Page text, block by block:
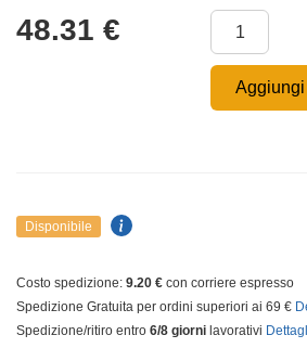
48.31 €
Disponibile
Costo spedizione: 9.20 € con corriere espresso
Spedizione Gratuita per ordini superiori ai 69 €
Spedizione/ritiro entro 6/8 giorni lavorativi